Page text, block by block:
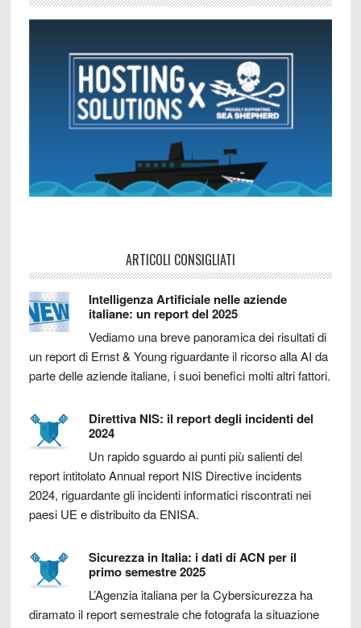
ARTICOLI CONSIGLIATI
Intelligenza Artificiale nelle aziende
italiane: un report del 2025
Vediamo una breve panoramica dei risultati di
un report di Ernst & Young riguardante il ricorso alla AI da
parte delle aziende italiane, i suoi benefici molti altri fattori.
Direttiva NIS: il report degli incidenti del
2024
Un rapido sguardo ai punti più salienti del
report intitolato Annual report NIS Directive incidents
2024, riguardante gli incidenti informatici riscontrati nei
paesi UE e distribuito da ENISA.
Sicurezza in Italia: i dati di ACN per il
primo semestre 2025
L’Agenzia italiana per la Cybersicurezza ha
diramato il report semestrale che fotografa la situazione